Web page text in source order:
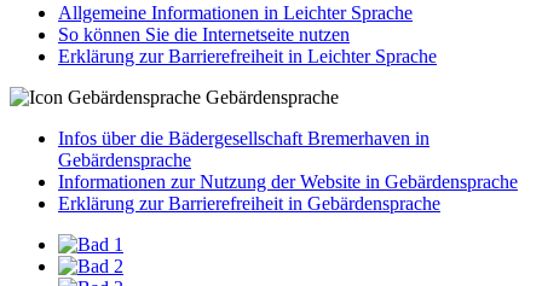
Allgemeine Informationen in Leichter Sprache
So können Sie die Internetseite nutzen
Erklärung zur Barrierefreiheit in Leichter Sprache
Gebärdensprache
Infos über die Bädergesellschaft Bremerhaven in
Gebärdensprache
Informationen zur Nutzung der Website in Gebärdensprache
Erklärung zur Barrierefreiheit in Gebärdensprache